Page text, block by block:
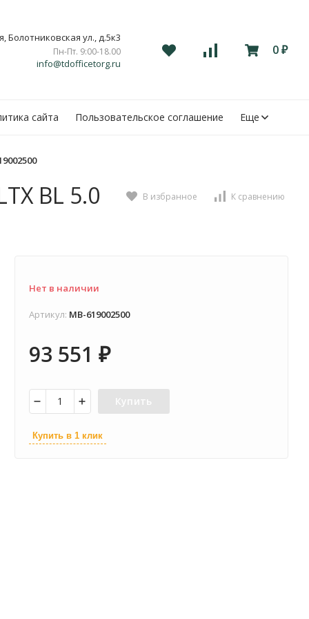
Болотниковская ул., д.5к3
Пн-Пт. 9:00-18.00
info@tdofficetorg.ru
0 ₽
сайта Пользовательское соглашение Еще
BL 5.0 В избранное К сравнению
Нет в наличии
Артикул: MB-619002500
93 551 ₽
Купить
Купить в 1 клик